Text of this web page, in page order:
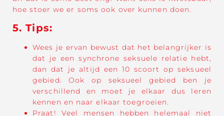
hoe stoer we er soms ook over kunnen doen.
5. Tips:
Wees je ervan bewust dat het belangrijker is
dat je een synchrone seksuele relatie hebt,
dan dat je altijd een 10 scoort op seksueel
gebied. Ook op seksueel gebied ben je
verschillend en moet je elkaar dus leren
kennen en naar elkaar toegroeien.
Praat! Veel mensen hebben helemaal niet